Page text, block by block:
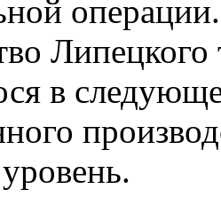
Липецкого
в